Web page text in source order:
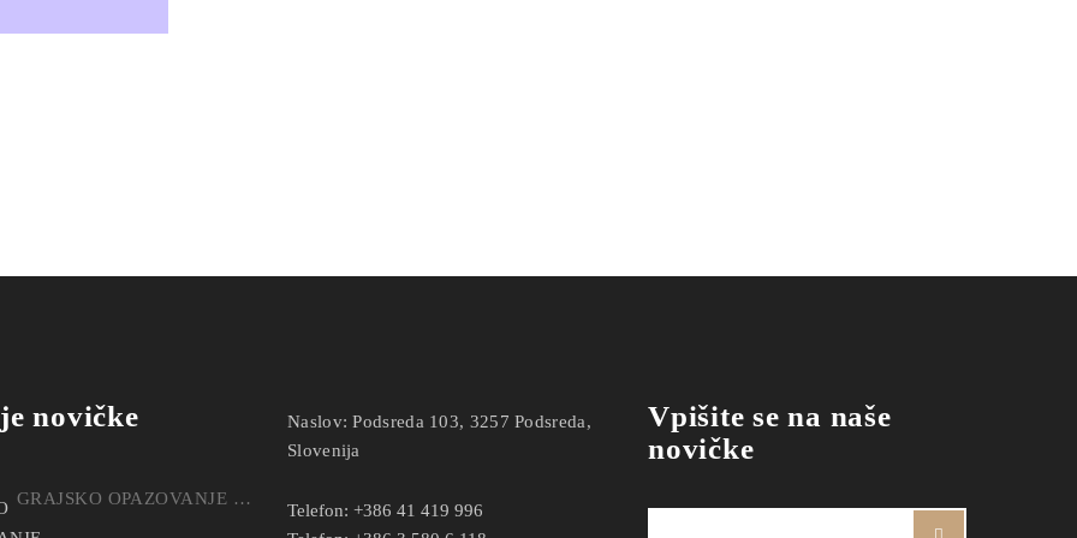
novičke
GRAJSKO OPAZOVANJE NEBESNIH POJAVOV
Naslov: Podsreda 103, 3257 Podsreda,
Slovenija
Telefon: +386 41 419 996
Vpišite se na naše
novičke